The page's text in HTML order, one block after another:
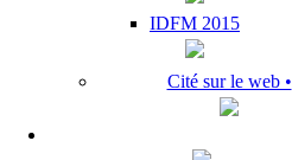
IDFM 2015
Cité sur le web •